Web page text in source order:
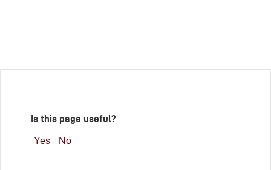
Is this page useful?
Yes No